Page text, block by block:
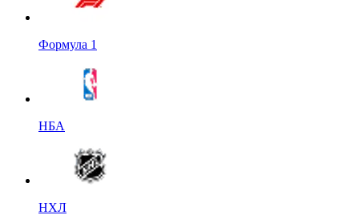
Формула 1
НБА
НХЛ